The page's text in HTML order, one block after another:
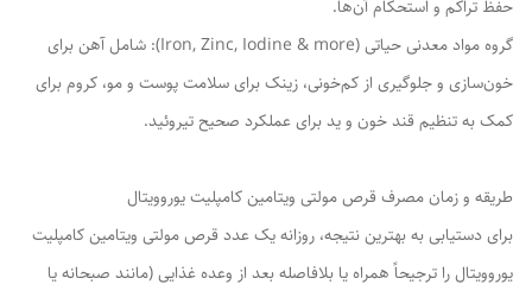
حفظ تراکم و استحکام آن‌ها.
گروه مواد معدنی حیاتی (Iron, Zinc, Iodine & more): شامل آهن برای
خون‌سازی و جلوگیری از کم‌خونی، زینک برای سلامت پوست و مو، کروم برای
کمک به تنظیم قند خون و ید برای عملکرد صحیح تیروئید.
طریقه و زمان مصرف قرص مولتی ویتامین کامپلیت یوروویتال
برای دستیابی به بهترین نتیجه، روزانه یک عدد قرص مولتی ویتامین کامپلیت
یوروویتال را ترجیحاً همراه یا بلافاصله بعد از وعده غذایی (مانند صبحانه یا